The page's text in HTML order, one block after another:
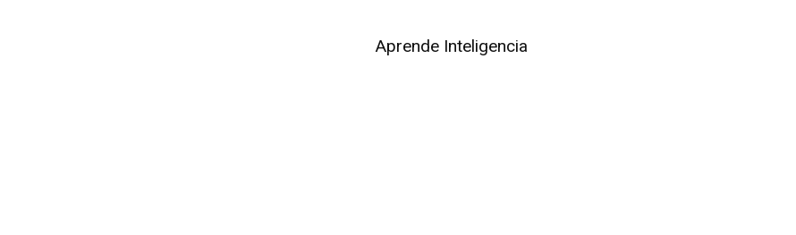
Aprende Inteligencia